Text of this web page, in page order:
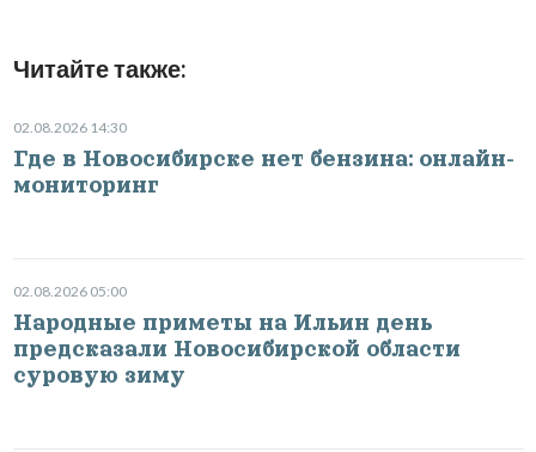
Читайте также:
02.08.2026 14:30
Где в Новосибирске нет бензина: онлайн-
мониторинг
02.08.2026 05:00
Народные приметы на Ильин день
предсказали Новосибирской области
суровую зиму